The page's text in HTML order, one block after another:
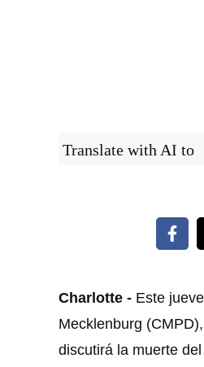
Translate with AI to
Charlotte - Este
Mecklenburg
discutirá la muerte